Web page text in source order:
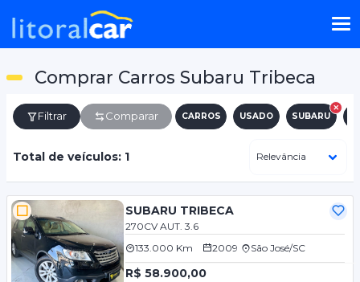
Comprar Carros Subaru Tribeca
Filtrar Comparar CARROS USADO SUBARU
Total de veículos: 1
SUBARU TRIBECA
270CV AUT. 3.6
133.000 Km
2009 São José/SC
R$ 58.900,00